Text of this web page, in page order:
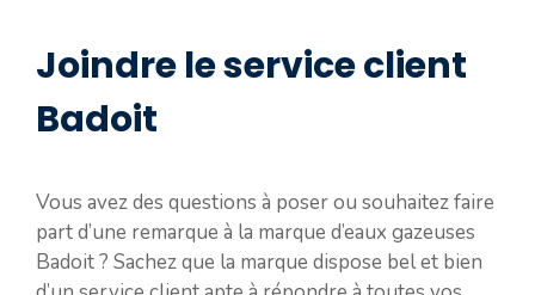
Joindre le service client
Badoit
Vous avez des questions à poser ou souhaitez faire
part d’une remarque à la marque d’eaux gazeuses
Badoit ? Sachez que la marque dispose bel et bien